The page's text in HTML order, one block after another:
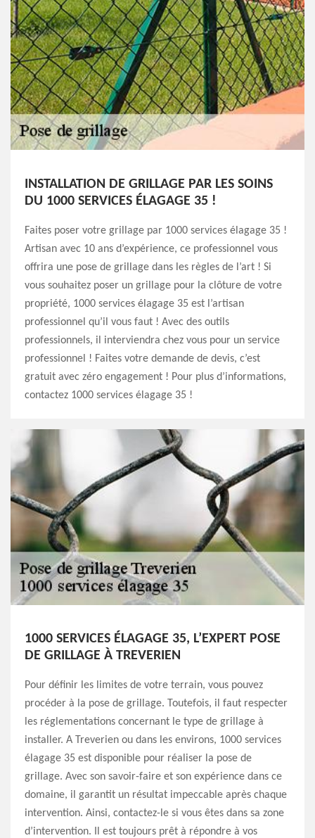
INSTALLATION DE GRILLAGE PAR LES SOINS
DU 1000 SERVICES ÉLAGAGE 35 !
Faites poser votre grillage par 1000 services élagage 35 !
Artisan avec 10 ans d’expérience, ce professionnel vous
offrira une pose de grillage dans les règles de l’art ! Si
vous souhaitez poser un grillage pour la clôture de votre
propriété, 1000 services élagage 35 est l’artisan
professionnel qu’il vous faut ! Avec des outils
professionnels, il interviendra chez vous pour un service
professionnel ! Faites votre demande de devis, c’est
gratuit avec zéro engagement ! Pour plus d’informations,
contactez 1000 services élagage 35 !
1000 SERVICES ÉLAGAGE 35, L’EXPERT POSE
DE GRILLAGE À TREVERIEN
Pour définir les limites de votre terrain, vous pouvez
procéder à la pose de grillage. Toutefois, il faut respecter
les réglementations concernant le type de grillage à
installer. A Treverien ou dans les environs, 1000 services
élagage 35 est disponible pour réaliser la pose de
grillage. Avec son savoir-faire et son expérience dans ce
domaine, il garantit un résultat impeccable après chaque
intervention. Ainsi, contactez-le si vous êtes dans sa zone
d’intervention. Il est toujours prêt à répondre à vos